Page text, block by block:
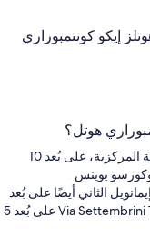
إيكو كونتمبوراري
هوتل؟
إقامة الفندق هذه بوتيك وتوجد في المحطة المركزية، على بُعد 10
بوينس
الثاني أيضًا على بُعد
ميلين (3 كم).محطة كاياتسو وVia Settembrini Tram Stop على بُعد 5